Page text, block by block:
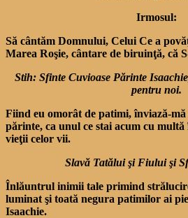
Irmosul:
Să cântăm Domnului, Celui Ce a
Marea Roşie, cântare de biruinţă, că
Stih: Sfinte Cuvioase Părinte
pentru noi.
Fiind eu omorât de patimi, înviază-
părinte, ca unul ce stai acum cu
vieţii celor vii.
Slavă Tatălui şi Fiului şi
Înlăuntrul inimii tale primind
luminat şi toată negura patimilor ai
Isaachie.